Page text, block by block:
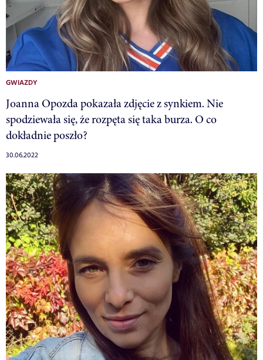
GWIAZDY
Joanna Opozda pokazała zdjęcie z synkiem. Nie
spodziewała się, że rozpęta się taka burza. O co
dokładnie poszło?
30.06.2022